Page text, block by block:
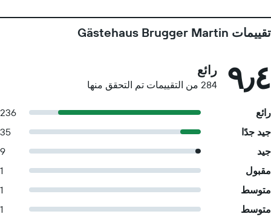
تقييمات Gästehaus Brugger Martin
٩٫٤ رائع
284 من التقييمات تم التحقق منها
رائع
236
جيد جدًا
35
جيد
9
مقبول
1
متوسط
1
متوسط
1